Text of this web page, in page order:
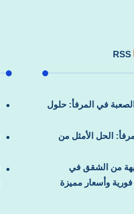
RSS
الصعبة في المرفأ: حلول
الحل الأمثل من
من الشقق في
وأسعار مميزة